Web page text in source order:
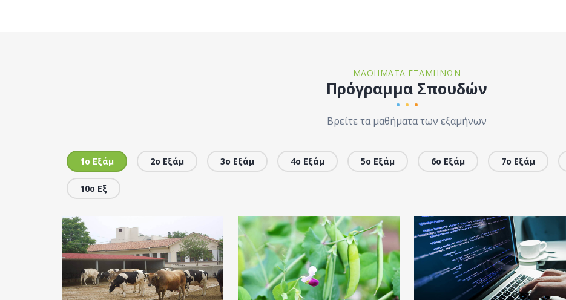
ΜΑΘΉΜΑΤΑ ΕΞΑΜΉΝΩΝ
Πρόγραμμα Σπουδών
Βρείτε τα μαθήματα των εξαμήνων
1ο Εξάμ 2ο Εξάμ 3ο Εξάμ 4ο Εξάμ 5ο Εξάμ 6ο Εξάμ 7ο Εξάμ
10ο Εξ